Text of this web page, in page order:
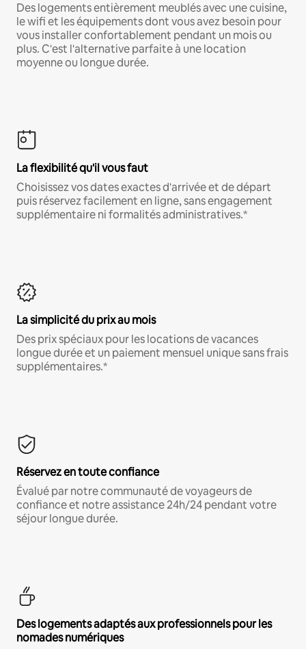
Des logements entièrement meublés avec une cuisine,
le wifi et les équipements dont vous avez besoin pour
vous installer confortablement pendant un mois ou
plus. C'est l'alternative parfaite à une location
moyenne ou longue durée.
La flexibilité qu'il vous faut
Choisissez vos dates exactes d'arrivée et de départ
puis réservez facilement en ligne, sans engagement
supplémentaire ni formalités administratives.*
La simplicité du prix au mois
Des prix spéciaux pour les locations de vacances
longue durée et un paiement mensuel unique sans frais
supplémentaires.*
Réservez en toute confiance
Évalué par notre communauté de voyageurs de
confiance et notre assistance 24h/24 pendant votre
séjour longue durée.
Des logements adaptés aux professionnels pour les
nomades numériques